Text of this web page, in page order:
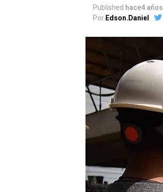
Published hace4 años
Por Edson.Daniel